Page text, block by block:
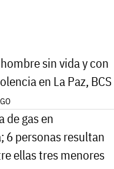
sin vida y con
en La Paz, BCS
de gas en
6 personas resultan
ellas tres menores